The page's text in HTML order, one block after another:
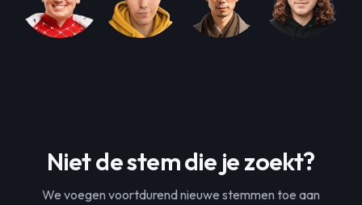
Niet de stem die je zoekt?
We voegen voortdurend nieuwe stemmen toe aan